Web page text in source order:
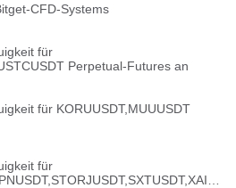
CFD-Systems
für
Perpetual-Futures an
für KORUUSDT,MUUUSDT
für